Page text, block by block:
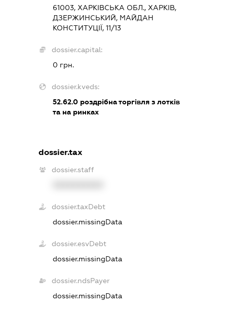
61003, ХАРКІВСЬКА ОБЛ., ХАРКІВ,
ДЗЕРЖИНСЬКИЙ, МАЙДАН
КОНСТИТУЦІЇ, 11/13
dossier.capital:
0 грн.
dossier.kveds:
52.62.0роздрібна торгівля з лотків
та на ринках
dossier.tax
dossier.staff
dossier.taxDebt
dossier.missingData
dossier.esvDebt
dossier.missingData
dossier.ndsPayer
dossier.missingData